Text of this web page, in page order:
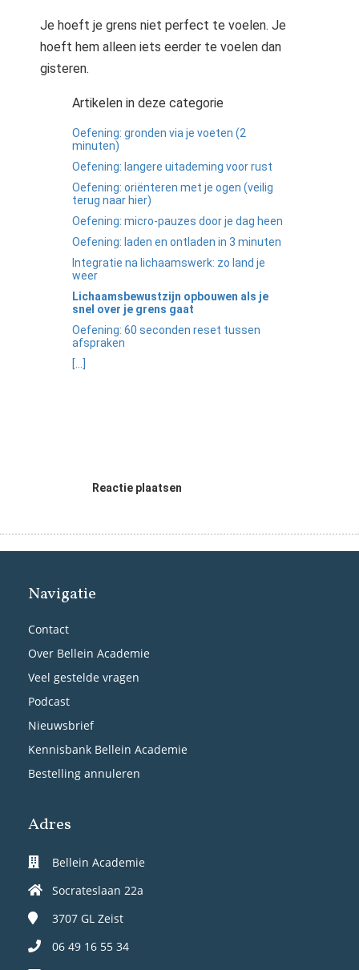
Je hoeft je grens niet perfect te voelen. Je
hoeft hem alleen iets eerder te voelen dan
gisteren.
Artikelen in deze categorie
Oefening: gronden via je voeten (2
minuten)
Oefening: langere uitademing voor rust
Oefening: oriënteren met je ogen (veilig
terug naar hier)
Oefening: micro-pauzes door je dag heen
Oefening: laden en ontladen in 3 minuten
Integratie na lichaamswerk: zo land je
weer
Lichaamsbewustzijn opbouwen als je
snel over je grens gaat
Oefening: 60 seconden reset tussen
afspraken
[...]
Reactie plaatsen
Navigatie
Contact
Over Bellein Academie
Veel gestelde vragen
Podcast
Nieuwsbrief
Kennisbank Bellein Academie
Bestelling annuleren
Adres
Bellein Academie
Socrateslaan 22a
3707 GL Zeist
06 49 16 55 34